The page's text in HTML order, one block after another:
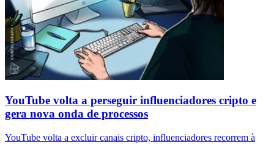
YouTube volta a perseguir influenciadores cripto e
gera nova onda de processos
YouTube volta a excluir canais cripto, influenciadores recorrem à